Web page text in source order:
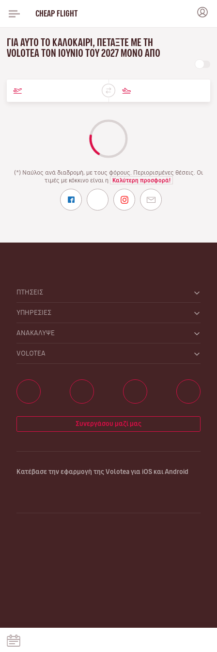
CHEAP FLIGHT
ΓΙΑ ΑΥΤΌ ΤΟ ΚΑΛΟΚΑΊΡΙ, ΠΕΤΆΞΤΕ ΜΕ ΤΗ
VOLOTEA ΤΟΝ ΙΟΎΝΙΟ ΤΟΥ 2027 ΜΌΝΟ ΑΠΌ
(*) Ναύλος ανά διαδρομή, με τους φόρους. Περιορισμένες θέσεις. Οι
τιμές με κόκκινο είναι η
Καλύτερη προσφορά!
ΠΤΗΣΕΙΣ
ΥΠΗΡΕΣΙΕΣ
ΑΝΑΚΑΛΥΨΕ
VOLOTEA
Συνεργάσου μαζί μας
Κατέβασε την εφαρμογή της Volotea για iOS και Android